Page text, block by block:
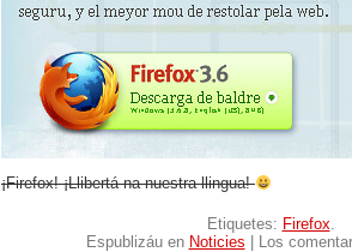
¡Firefox! ¡Llibertá na nuestra llingua!
Etiquetes: Firefox.
Espublizáu en Noticies Los